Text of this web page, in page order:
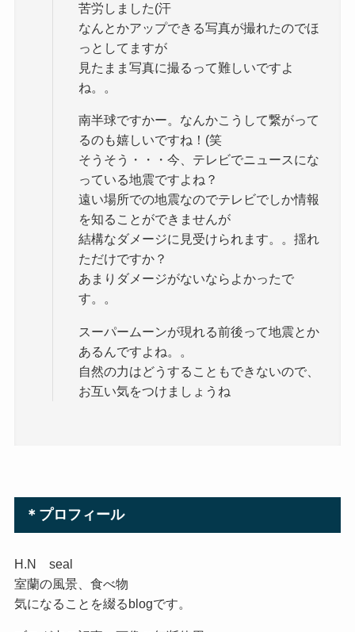
苦労しました(汗
なんとかアップできる写真が撮れたのでほ
っとしてますが
見たまま写真に撮るって難しいですよ
ね。。
南半球ですかー。なんかこうして繋がって
るのも嬉しいですね！(笑
そうそう・・・今、テレビでニュースにな
っている地震ですよね？
遠い場所での地震なのでテレビでしか情報
を知ることができませんが
結構なダメージに見受けられます。。揺れ
ただけですか？
あまりダメージがないならよかったで
す。。
スーパームーンが現れる前後って地震とか
あるんですよね。。
自然の力はどうすることもできないので、
お互い気をつけましょうね
＊プロフィール
H.N seal
室蘭の風景、食べ物
気になることを綴るblogです。